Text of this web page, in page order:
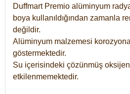
Duffmart Premio alüminyum
boya kullanıldığından zamanla
değildir.
Alüminyum malzemesi
göstermektedir.
Su içerisindeki çözünmüş
etkilenmemektedir.